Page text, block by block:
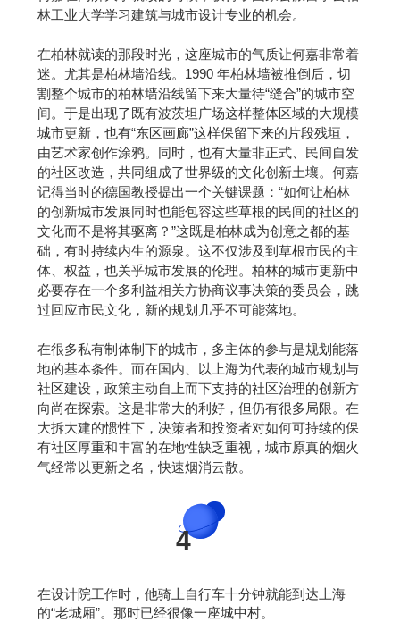
林工业大学学习建筑与城市设计专业的机会。
在柏林就读的那段时光，这座城市的气质让何嘉非常着
迷。尤其是柏林墙沿线。1990 年柏林墙被推倒后，切
割整个城市的柏林墙沿线留下来大量待“缝合”的城市空
间。于是出现了既有波茨坦广场这样整体区域的大规模
城市更新，也有“东区画廊”这样保留下来的片段残垣，
由艺术家创作涂鸦。同时，也有大量非正式、民间自发
的社区改造，共同组成了世界级的文化创新土壤。何嘉
记得当时的德国教授提出一个关键课题：“如何让柏林
的创新城市发展同时也能包容这些草根的民间的社区的
文化而不是将其驱离？”这既是柏林成为创意之都的基
础，有时持续内生的源泉。这不仅涉及到草根市民的主
体、权益，也关乎城市发展的伦理。柏林的城市更新中
必要存在一个多利益相关方协商议事决策的委员会，跳
过回应市民文化，新的规划几乎不可能落地。
在很多私有制体制下的城市，多主体的参与是规划能落
地的基本条件。而在国内、以上海为代表的城市规划与
社区建设，政策主动自上而下支持的社区治理的创新方
向尚在探索。这是非常大的利好，但仍有很多局限。在
大拆大建的惯性下，决策者和投资者对如何可持续的保
有社区厚重和丰富的在地性缺乏重视，城市原真的烟火
气经常以更新之名，快速烟消云散。
4
在设计院工作时，他骑上自行车十分钟就能到达上海
的“老城厢”。那时已经很像一座城中村。